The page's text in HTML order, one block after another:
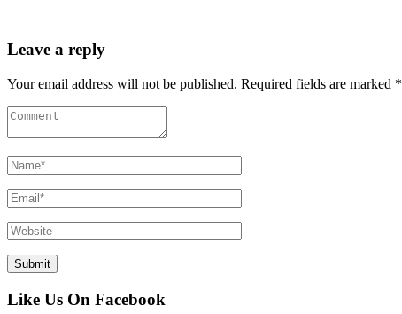
Leave a reply
Your email address will not be published. Required fields are marked *
Like Us On Facebook